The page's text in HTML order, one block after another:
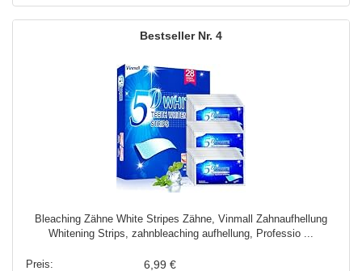
4
Bleaching Zähne White Stripes Zähne, Vinmall Zahnaufhellung
Whitening Strips, zahnbleaching aufhellung, Professio ...
6,99 €